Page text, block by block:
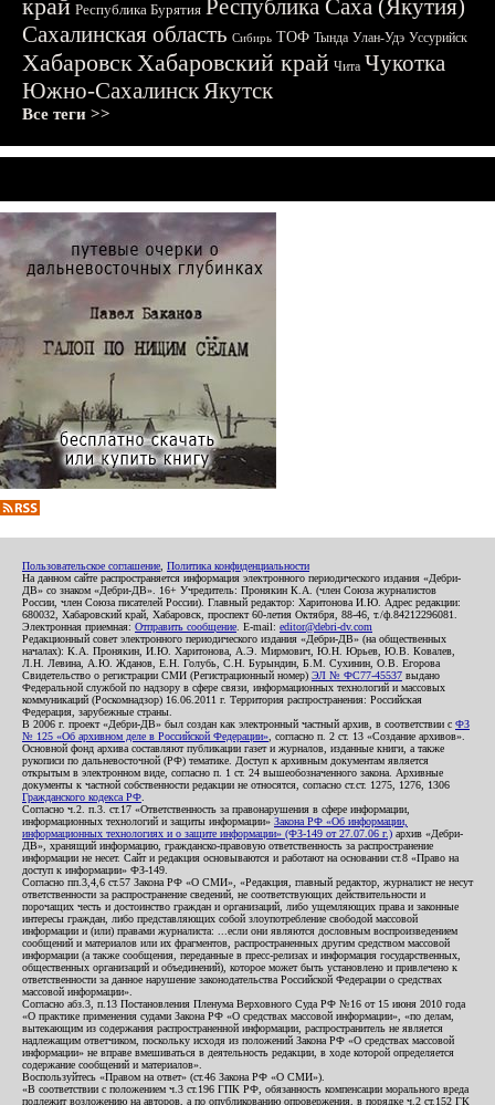
край Республика Бурятия Республика Саха (Якутия)
Сахалинская область Сибирь ТОФ Тында Улан-Удэ Уссурийск
ХабаровскХабаровский край Чита Чукотка
Южно-СахалинскЯкутск
Все теги >>
Пользовательское соглашение Политика конфиденциальности
На данном сайте распространяется информация электронного периодического издания «Дебри-
ДВ» со знаком «Дебри-ДВ». 16+ Учредитель: Пронякин К.А. (член Союза журналистов
России, член Союза писателей России). Главный редактор: Харитонова И.Ю. Адрес редакции:
680032, Хабаровский край, Хабаровск, проспект 60-летия Октября, 88-46, т./ф.84212296081.
Электронная приемная: Отправить сообщение . E-mail: editor@debri-dv.com
Редакционный совет электронного периодического издания «Дебри-ДВ» (на общественных
началах): К.А. Пронякин, И.Ю. Харитонова, А.Э. Мирмович, Ю.Н. Юрьев, Ю.В. Ковалев,
Л.Н. Левина, А.Ю. Жданов, Е.Н. Голубь, С.Н. Бурындин, Б.М. Сухинин, О.В. Егорова
Свидетельство о регистрации СМИ (Регистрационный номер) ЭЛ № ФС77-45537 выдано
Федеральной службой по надзору в сфере связи, информационных технологий и массовых
коммуникаций (Роскомнадзор) 16.06.2011 г. Территория распространения: Российская
Федерация, зарубежные страны.
В 2006 г. проект «Дебри-ДВ» был создан как электронный частный архив, в соответствии с ФЗ
№ 125 «Об архивном деле в Российской Федерации» , согласно п. 2 ст. 13 «Создание архивов».
Основной фонд архива составляют публикации газет и журналов, изданные книги, а также
рукописи по дальневосточной (РФ) тематике. Доступ к архивным документам является
открытым в электронном виде, согласно п. 1 ст. 24 вышеобозначенного закона. Архивные
документы к частной собственности редакции не относятся, согласно ст.ст. 1275, 1276, 1306
Гражданского кодекса РФ
Согласно ч.2. п.3. ст.17 «Ответственность за правонарушения в сфере информации,
информационных технологий и защиты информации» Закона РФ «Об информации,
информационных технологиях и о защите информации» (ФЗ-149 от 27.07.06 г.) архив «Дебри-
ДВ», хранящий информацию, гражданско-правовую ответственность за распространение
информации не несет. Сайт и редакция основываются и работают на основании ст.8 «Право на
доступ к информации» ФЗ-149.
Согласно пп.3,4,6 ст.57 Закона РФ «О СМИ», «Редакция, главный редактор, журналист не несут
ответственности за распространение сведений, не соответствующих действительности и
порочащих честь и достоинство граждан и организаций, либо ущемляющих права и законные
интересы граждан, либо представляющих собой злоупотребление свободой массовой
информации и (или) правами журналиста: ...если они являются дословным воспроизведением
сообщений и материалов или их фрагментов, распространенных другим средством массовой
информации (а также сообщения, переданные в пресс-релизах и информация государственных,
общественных организаций и объединений), которое может быть установлено и привлечено к
ответственности за данное нарушение законодательства Российской Федерации о средствах
массовой информации».
Согласно абз.3, п.13 Постановления Пленума Верховного Суда РФ №16 от 15 июня 2010 года
«О практике применения судами Закона РФ «О средствах массовой информации», «по делам,
вытекающим из содержания распространенной информации, распространитель не является
надлежащим ответчиком, поскольку исходя из положений Закона РФ «О средствах массовой
информации» не вправе вмешиваться в деятельность редакции, в ходе которой определяется
содержание сообщений и материалов».
Воспользуйтесь «Правом на ответ» (ст.46 Закона РФ «О СМИ»).
«В соответствии с положением ч.3 ст.196 ГПК РФ, обязанность компенсации морального вреда
подлежит возложению на авторов, а по опубликованию опровержения, в порядке ч.2 ст.152 ГК